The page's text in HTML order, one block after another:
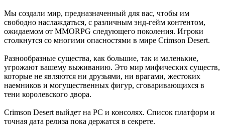
Мы создали мир, предназначенный для вас, чтобы им
свободно наслаждаться, с различным энд-гейм контентом,
ожидаемом от MMORPG следующего поколения. Игроки
столкнутся со многими опасностями в мире Crimson Desert.
Разнообразные существа, как большие, так и маленькие,
угрожают вашему выживанию. Это мир мифических существ,
которые не являются ни друзьями, ни врагами, жестоких
наемников и могущественных фигур, сговаривающихся в
тени королевского двора.
Crimson Desert выйдет на PC и консолях. Список платформ и
точная дата релиза пока держатся в секрете.